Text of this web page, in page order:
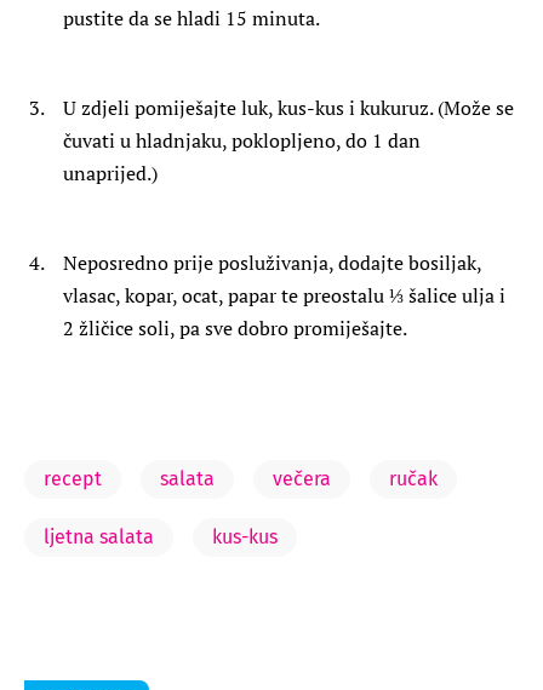
pustite da se hladi 15 minuta.
U zdjeli pomiješajte luk, kus-kus i kukuruz. (Može se
čuvati u hladnjaku, poklopljeno, do 1 dan
unaprijed.)
Neposredno prije posluživanja, dodajte bosiljak,
vlasac, kopar, ocat, papar te preostalu ⅓ šalice ulja i
2 žličice soli, pa sve dobro promiješajte.
recept salata večera ručak
ljetna salata kus-kus